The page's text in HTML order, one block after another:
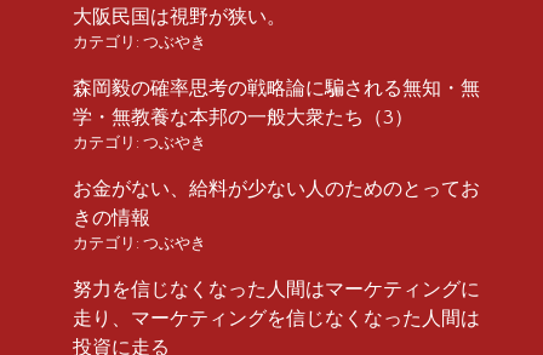
大阪民国は視野が狭い。
カテゴリ: つぶやき
森岡毅の確率思考の戦略論に騙される無知・無
学・無教養な本邦の一般大衆たち（3）
カテゴリ: つぶやき
お金がない、給料が少ない人のためのとってお
きの情報
カテゴリ: つぶやき
努力を信じなくなった人間はマーケティングに
走り、マーケティングを信じなくなった人間は
投資に走る